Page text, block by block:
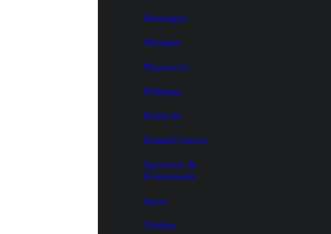
Montagne
Musique
Pharmacie
Politique
Publicité
Roland Garros
Spectacle &
Évènements
Sport
Théâtre